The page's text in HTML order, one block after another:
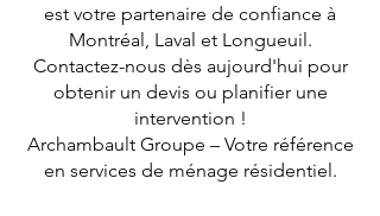
est votre partenaire de confiance à
Montréal, Laval et Longueuil.
Contactez-nous dès aujourd'hui pour
obtenir un devis ou planifier une
intervention !
Archambault Groupe – Votre référence
en services de ménage résidentiel.